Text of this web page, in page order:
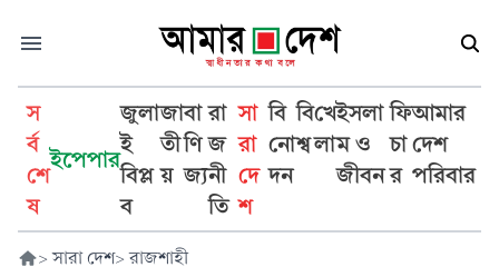
স
র্ব
শে
ষ
ইপেপার
জুলা
ই
বিপ্ল
ব
জা
তী
য়
বা
ণি
জ্য
রা
জ
নী
তি
সা
রা
দে
শ
বি
নো
দন
বি
শ্ব
খে
লা
ইসলা
ম ও
জীবন
ফি
চা
র
আমার
দেশ
পরিবার
> সারা দেশ> রাজশাহী